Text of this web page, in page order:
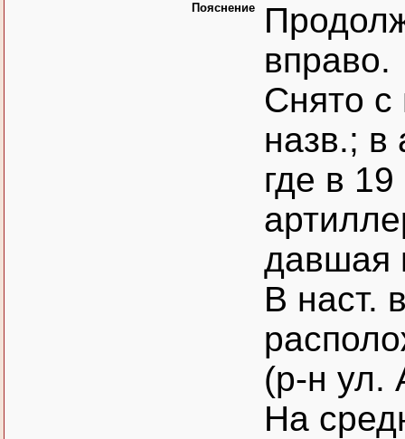
Пояснение
вправо.
Снято с
назв.; в
где в
давшая
В наст.
(р-н ул.
На